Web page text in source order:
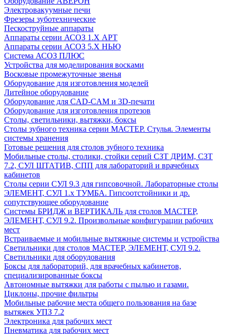
Электровакуумные печи
Фрезеры зуботехнические
Пескоструйные аппараты
Аппараты серии АСОЗ 1.Х АРТ
Аппараты серии АСОЗ 5.Х НЬЮ
Система АСОЗ ПЛЮС
Устройства для моделирования восками
Восковые промежуточные звенья
Оборудование для изготовления моделей
Литейное оборудование
Оборудование для CAD-CAM и 3D-печати
Оборудование для изготовления протезов
Cтолы, светильники, вытяжки, боксы
Столы зубного техника серии МАСТЕР. Стулья. Элементы
системы хранения
Готовые решения для столов зубного техника
Мобильные столы, столики, стойки серий СЗТ ДРИМ, СЗТ
7.2, СУЛ ШТАТИВ, СПП для лабораторий и врачебных
кабинетов
Столы серии СУЛ 9.3 для гипсовочной. Лабораторные столы
ЭЛЕМЕНТ, СУЛ 1.х ТУМБА. Гипсоотстойники и др.
сопутствующее оборудование
Системы БРИДЖ и ВЕРТИКАЛЬ для столов МАСТЕР,
ЭЛЕМЕНТ, СУЛ 9.2. Произвольные конфигурации рабочих
мест
Встраиваемые и мобильные вытяжные системы и устройства
Светильники для столов МАСТЕР, ЭЛЕМЕНТ, СУЛ 9.2.
Светильники для оборудования
Боксы для лабораторий, для врачебных кабинетов,
специализированные боксы
Автономные вытяжки для работы с пылью и газами.
Циклоны, прочие фильтры
Мобильные рабочие места общего пользования на базе
вытяжек УПЗ 7.2
Электроника для рабочих мест
Пневматика для рабочих мест